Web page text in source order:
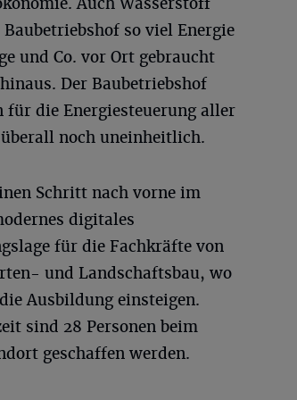
so viel Energie
und Co. vor Ort gebraucht
Der Baubetriebshof
die Energiesteuerung aller
noch uneinheitlich.
Schritt nach vorne im
digitales
für die Fachkräfte von
und Landschaftsbau, wo
Ausbildung einsteigen.
sind 28 Personen beim
geschaffen werden.